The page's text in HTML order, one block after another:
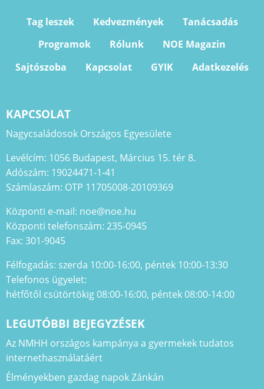
Tag leszek Kedvezmények
Tanácsadás
Programok
Rólunk
NOE Magazin
Sajtószoba
Kapcsolat GYIK Adatkezelés
KAPCSOLAT
Nagycsaládosok Országos Egyesülete
Levélcím: 1056 Budapest, Március 15. tér 8.
Adószám: 19024471-1-41
Számlaszám: OTP 11705008-20109369
Központi e-mail: noe@noe.hu
Központi telefonszám: 235-0945
Fax: 301-9045
Félfogadás: szerda 10:00-16:00, péntek 10:00-13:30
Telefonos ügyelet:
hétfőtől csütörtökig 08:00-16:00, péntek 08:00-14:00
LEGUTÓBBI BEJEGYZÉSEK
Az NMHH országos kampánya a gyermekek tudatos
internethasználatáért
Élményekben gazdag napok Zánkán